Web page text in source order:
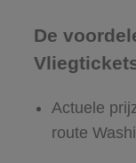
De
Actuele
route